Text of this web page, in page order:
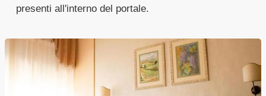
presenti all'interno del portale.